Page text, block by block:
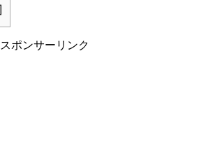
スポンサーリンク